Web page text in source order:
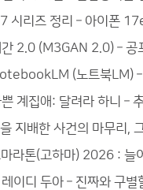
시리즈 정리 – 아이폰
간 2.0 (M3GAN 2.0) – 공
(노트북LM)
쁜 계집애: 달려라 하니 –
지배한 사건의 마무리,
라톤(고하마) 2026 : 늘
레이디 두아 – 진짜와 구